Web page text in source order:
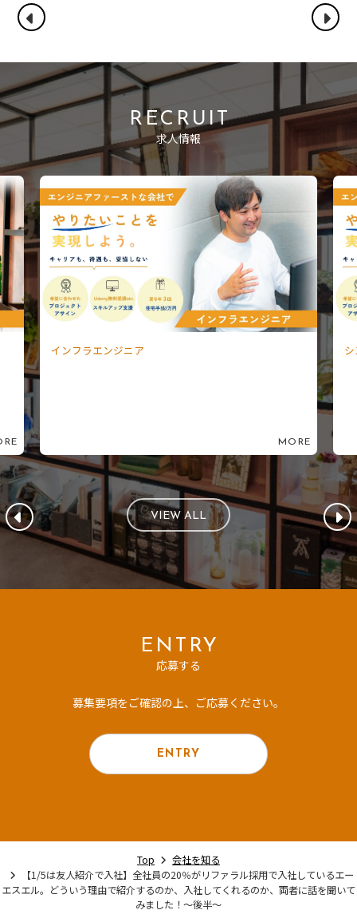
RECRUIT
求人情報
インフラエンジニア
MORE
VIEW ALL
ENTRY
応募する
募集要項をご確認の上、ご応募ください。
ENTRY
Top
会社を知る
【1/5は友人紹介で入社】全社員の20％がリファラル採用で入社しているエー
エスエル。どういう理由で紹介するのか、入社してくれるのか、両者に話を聞いて
みました！～後半～